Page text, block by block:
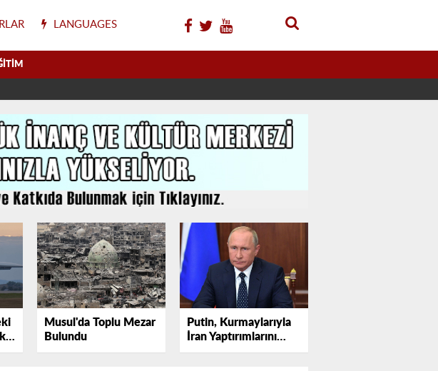
LANGUAGES
Musul'da Toplu Mezar
Bulundu
Putin, Kurmaylarıyla
İran Yaptırımlarını
Masaya Yatırdı: